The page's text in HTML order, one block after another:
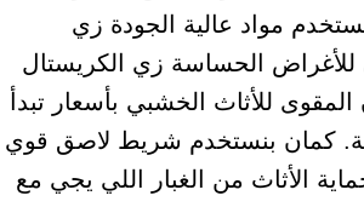
مواد عالية الجودة زي
للأغراض الحساسة زي الكريستال
المقوى للأثاث الخشبي بأسعار تبدأ
كمان بنستخدم شريط لاصق قوي
الأثاث من الغبار اللي يجي مع